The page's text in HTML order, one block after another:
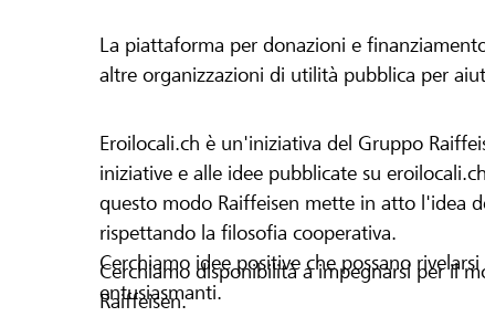
La piattaforma per donazioni e
altre organizzazioni di utilità pubblica per
Eroilocali.ch è un'iniziativa del Gruppo
iniziative e alle idee pubblicate su
questo modo Raiffeisen mette in atto l'idea
rispettando la filosofia cooperativa.
Cerchiamo idee positive che possano
entusiasmanti.
Cerchiamo disponibilità a impegnarsi per il
Raiffeisen.